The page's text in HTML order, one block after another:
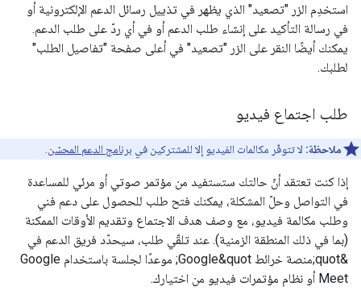
استخدِم الزر "تصعيد" الذي يظهر في تذييل رسائل الدعم الإلكترونية أو
في رسالة التأكيد على إنشاء طلب الدعم أو في أي ردّ على طلب الدعم.
يمكنك أيضًا النقر على الزر "تصعيد" في أعلى صفحة "تفاصيل الطلب"
لطلبك.
طلب اجتماع فيديو
ملاحظة: لا تتوفّر مكالمات الفيديو إلا للمشتركين في برنامج الدعم المحسّن
إذا كنت تعتقد أنّ حالتك ستستفيد من مؤتمر صوتي أو مرئي للمساعدة
في التواصل وحلّ المشكلة، يمكنك فتح طلب للحصول على دعم فني
وطلب مكالمة فيديو، مع وصف هدف الاجتماع وتقديم الأوقات الممكنة
(بما في ذلك المنطقة الزمنية). عند تلقّي طلب، سيحدّد فريق الدعم في
&quot;منصة خرائط Google&quot; موعدًا لجلسة باستخدام Google
Meet أو نظام مؤتمرات فيديو من اختيارك.